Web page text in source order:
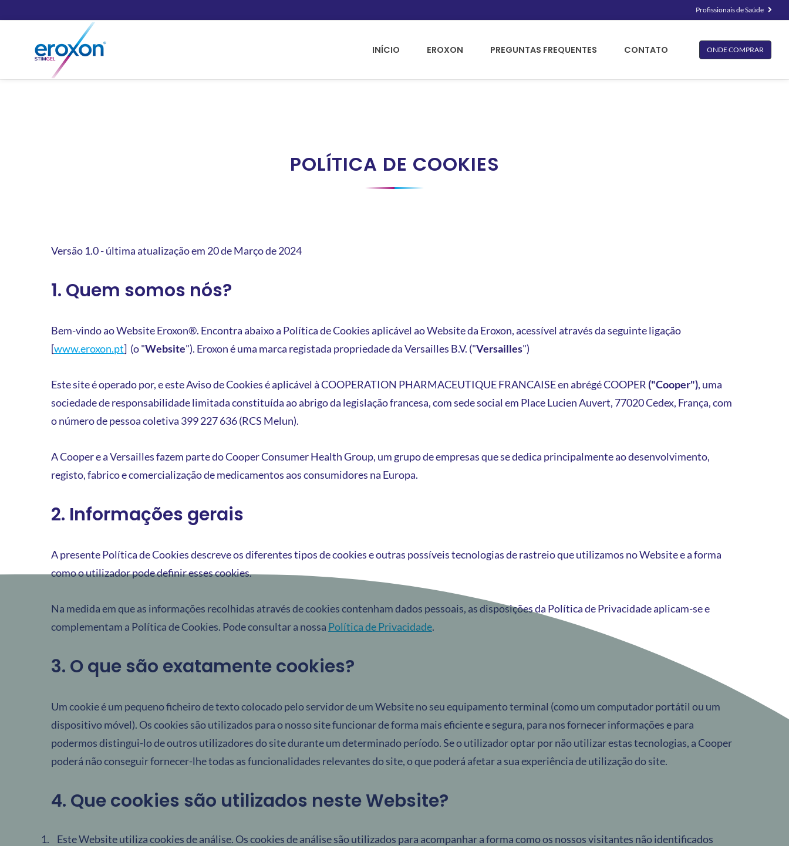
Profissionais de Saúde
ONDE COMPRAR
INÍCIO EROXON PREGUNTAS FREQUENTES CONTATO
POLÍTICA DE COOKIES
Versão 1.0 - última atualização em 20 de Março de 2024
1. Quem somos nós?
Bem-vindo ao Website Eroxon®. Encontra abaixo a Política de Cookies aplicável ao Website da Eroxon, acessível através da seguinte ligação
[www.eroxon.pt] (o "Website"). Eroxon é uma marca registada propriedade da Versailles B.V. ("Versailles")
Este site é operado por, e este Aviso de Cookies é aplicável à COOPERATION PHARMACEUTIQUE FRANCAISE en abrégé COOPER ("Cooper"), uma
sociedade de responsabilidade limitada constituída ao abrigo da legislação francesa, com sede social em Place Lucien Auvert, 77020 Cedex, França, com
o número de pessoa coletiva 399 227 636 (RCS Melun).
A Cooper e a Versailles fazem parte do Cooper Consumer Health Group, um grupo de empresas que se dedica principalmente ao desenvolvimento,
registo, fabrico e comercialização de medicamentos aos consumidores na Europa.
2. Informações gerais
A presente Política de Cookies descreve os diferentes tipos de cookies e outras possíveis tecnologias de rastreio que utilizamos no Website e a forma
como o utilizador pode definir esses cookies.
Na medida em que as informações recolhidas através de cookies contenham dados pessoais, as disposições da Política de Privacidade aplicam-se e
complementam a Política de Cookies. Pode consultar a nossa Política de Privacidade.
3. O que são exatamente cookies?
Um cookie é um pequeno ficheiro de texto colocado pelo servidor de um Website no seu equipamento terminal (como um computador portátil ou um
dispositivo móvel). Os cookies são utilizados para o nosso site funcionar de forma mais eficiente e segura, para nos fornecer informações e para
podermos distingui-lo de outros utilizadores do site durante um determinado período. Se o utilizador optar por não utilizar estas tecnologias, a Cooper
poderá não conseguir fornecer-lhe todas as funcionalidades relevantes do site, o que poderá afetar a sua experiência de utilização do site.
4. Que cookies são utilizados neste Website?
Este Website utiliza cookies de análise. Os cookies de análise são utilizados para acompanhar a forma como os nossos visitantes não identificados